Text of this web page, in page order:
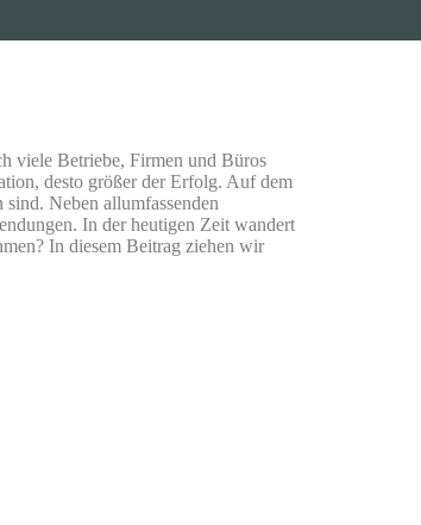
viele Betriebe, Firmen und Büros
desto größer der Erfolg. Auf dem
sind. Neben allumfassenden
In der heutigen Zeit wandert
In diesem Beitrag ziehen wir